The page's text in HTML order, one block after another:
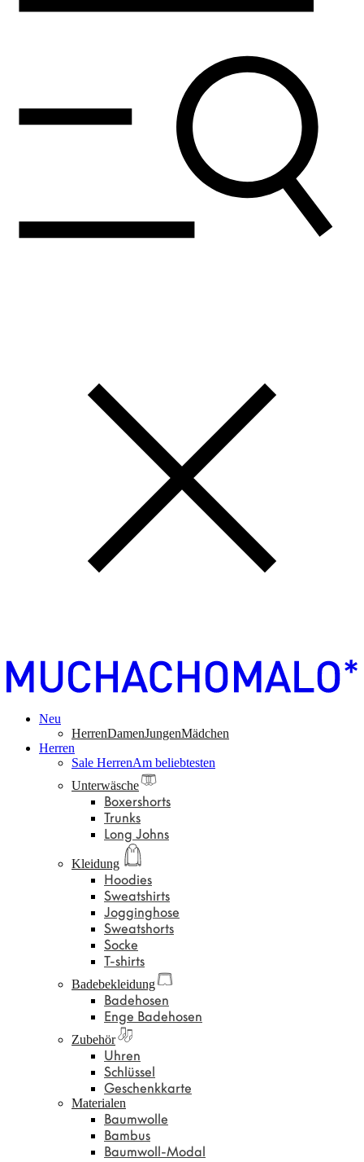
Neu
HerrenDamenJungenMädchen
Herren
Sale HerrenAm beliebtesten
Unterwäsche
Boxershorts
Trunks
Long Johns
Kleidung
Hoodies
Sweatshirts
Jogginghose
Sweatshorts
Socke
T-shirts
Badebekleidung
Badehosen
Enge Badehosen
Zubehör
Uhren
Schlüssel
Geschenkkarte
Materialen
Baumwolle
Bambus
Baumwoll-Modal